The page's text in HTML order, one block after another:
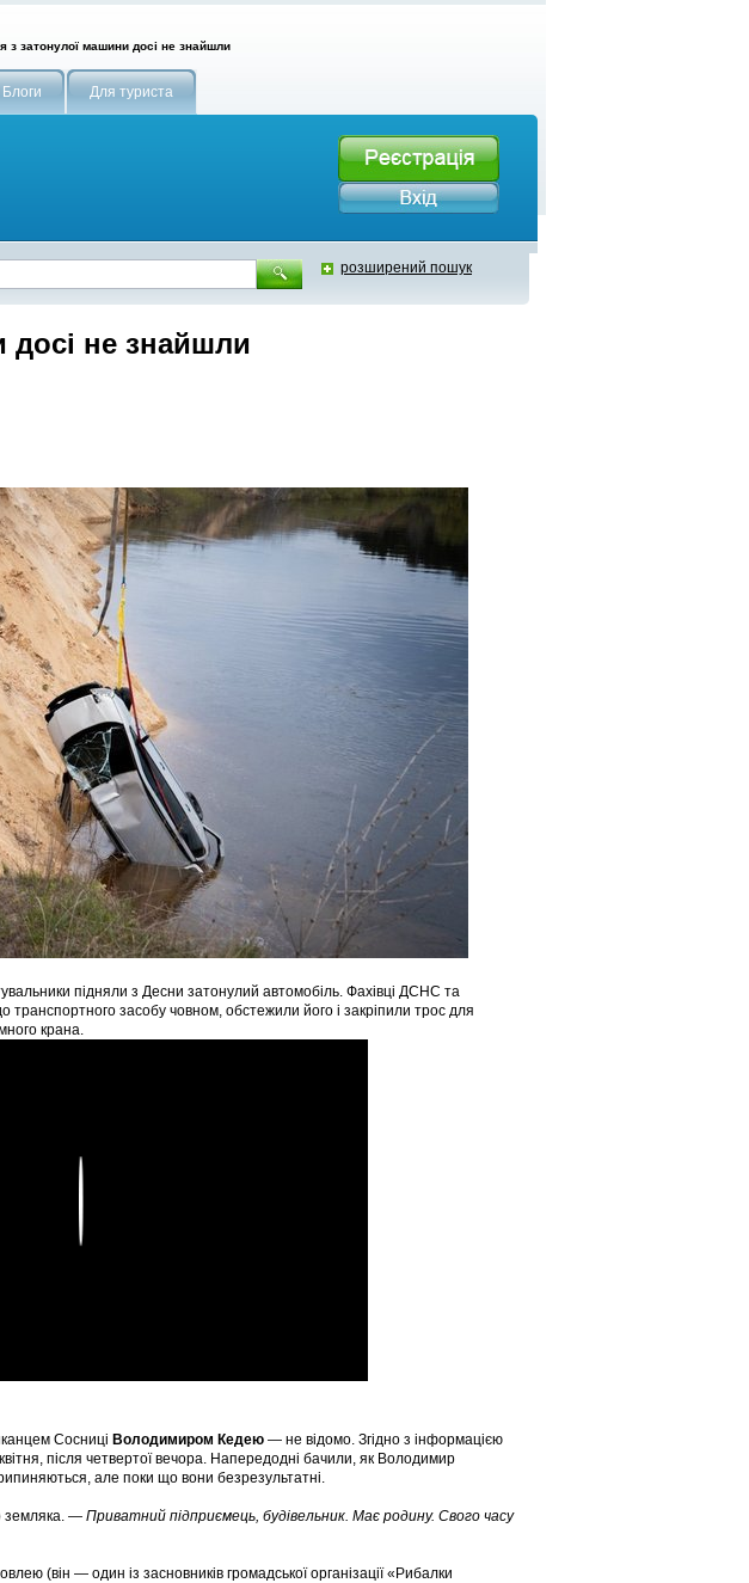
з затонулої машини досі не знайшли
Блоги Для туриста
розширений пошук
досі не знайшли
підняли з Десни затонулий автомобіль. Фахівці ДСНС та
транспортного засобу човном, обстежили його і закріпили трос для
крана.
Сосниці Володимиром Кедею — не відомо. Згідно з інформацією
після четвертої вечора. Напередодні бачили, як Володимир
але поки що вони безрезультатні.
земляка. — Приватний підприємець, будівельник. Має родину. Свого часу
(він — один із засновників громадської організації «Рибалки